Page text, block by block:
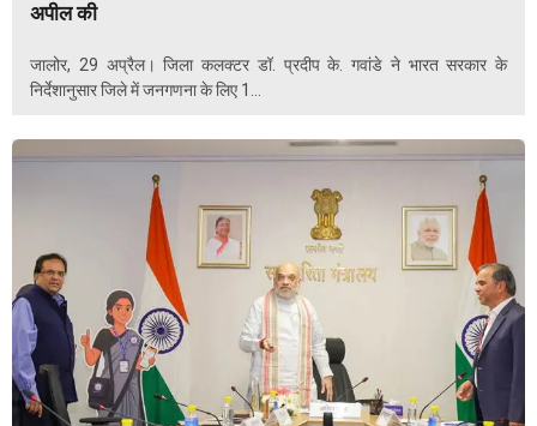
अपील की
जालोर, 29 अप्रैल। जिला कलक्टर डॉ. प्रदीप के. गवांडे ने भारत सरकार के
निर्देशानुसार जिले में जनगणना के लिए 1...